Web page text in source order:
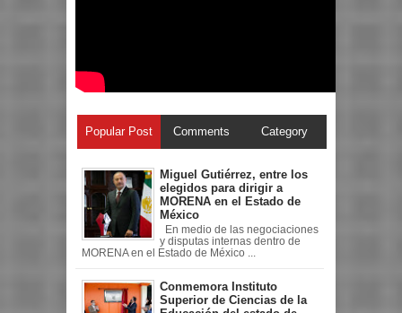
Popular Post Comments Category
Miguel Gutiérrez, entre los
elegidos para dirigir a
MORENA en el Estado de
México
En medio de las negociaciones
y disputas internas dentro de
MORENA en el Estado de México ...
Conmemora Instituto
Superior de Ciencias de la